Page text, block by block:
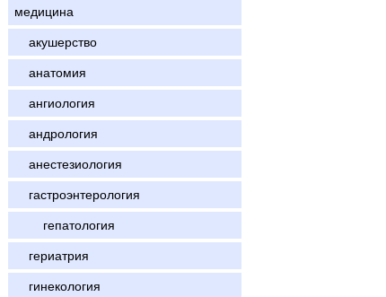
медицина
акушерство
анатомия
ангиология
андрология
анестезиология
гастроэнтерология
гепатология
гериатрия
гинекология